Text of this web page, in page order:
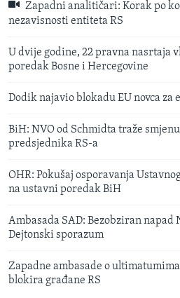
Zapadni analitičari: Korak po
nezavisnosti entiteta RS
U dvije godine, 22 pravna nasrtaja
poredak Bosne i Hercegovine
Dodik najavio blokadu EU novca za
BiH: NVO od Schmidta traže
predsjednika RS-a
OHR: Pokušaj osporavanja
na ustavni poredak BiH
Ambasada SAD: Bezobziran napad
Dejtonski sporazum
Zapadne ambasade o
blokira građane RS